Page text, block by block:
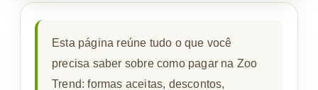
Esta página reúne tudo o que você
precisa saber sobre como pagar na Zoo
Trend: formas aceitas, descontos,